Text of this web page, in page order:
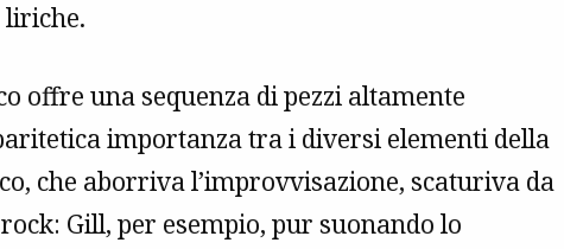
liriche.
offre una sequenza di pezzi altamente
importanza tra i diversi elementi della
che aborriva l’improvvisazione, scaturiva da
Gill, per esempio, pur suonando lo